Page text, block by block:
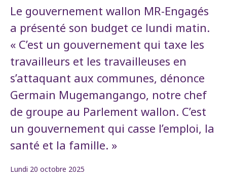
Le gouvernement wallon MR-Engagés
a présenté son budget ce lundi matin.
« C’est un gouvernement qui taxe les
travailleurs et les travailleuses en
s’attaquant aux communes, dénonce
Germain Mugemangango, notre chef
de groupe au Parlement wallon. C’est
un gouvernement qui casse l’emploi, la
santé et la famille. »
Lundi 20 octobre 2025